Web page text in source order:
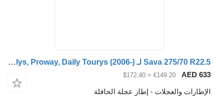
Sava 275/70 R22.5 لـ Irisbus Arway, Crossway, Crealis, Magelys, Proway, Daily Tourys (2006-)
€149.20
≈ $172.40
والعجلات - إطار عجلة الحافلة